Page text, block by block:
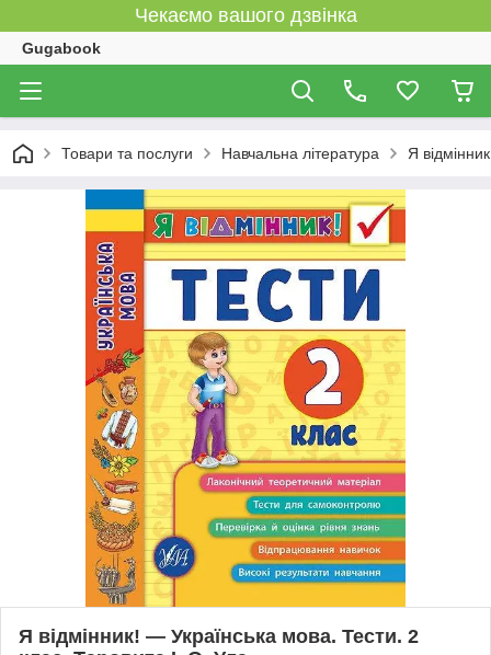
Чекаємо вашого дзвінка
Gugabook
Товари та послуги Навчальна література Я
Я відмінник! — Українська мова. Тести. 2